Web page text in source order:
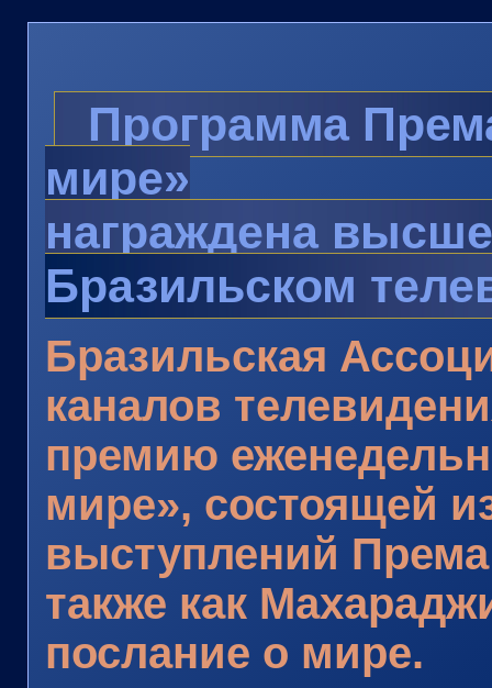
Программа
мире»
награждена
Бразильском
Бразильская
каналов
премию
мире», состоящей
выступлений Према
также как
послание о мире.